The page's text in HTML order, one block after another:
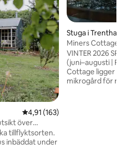
4,91 av 5 i genomsnittligt
4,91 (163)
över
tillflyktsorten.
inbäddat under
Stuga i Trentham
Miners Cottage
Farm Retreat
VINTER 2026
(juni–augusti | Fråga
Cottage ligger på
mikrogård för